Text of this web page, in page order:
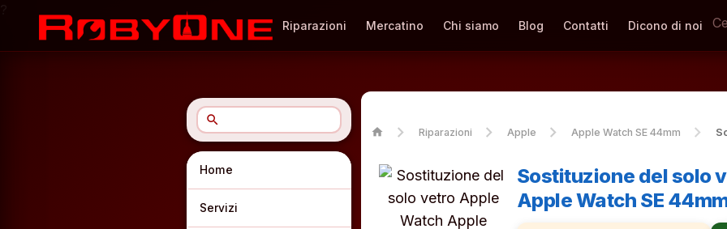
Riparazioni Mercatino Chi siamo Blog Contatti Dicono di noi
search
Home
Servizi
home Riparazioni Apple Apple Watch SE 44mm
Sostituzione del solo
Apple Watch SE